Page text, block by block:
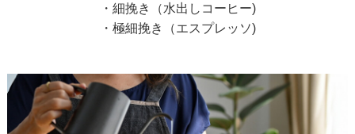
・細挽き（水出しコーヒー)
・極細挽き（エスプレッソ)